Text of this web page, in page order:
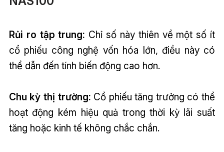
Rủi ro tập trung: Chỉ số này thiên về một số ít
cổ phiếu công nghệ vốn hóa lớn, điều này có
thể dẫn đến tính biến động cao hơn.
Chu kỳ thị trường: Cổ phiếu tăng trưởng có thể
hoạt động kém hiệu quả trong thời kỳ lãi suất
tăng hoặc kinh tế không chắc chắn.